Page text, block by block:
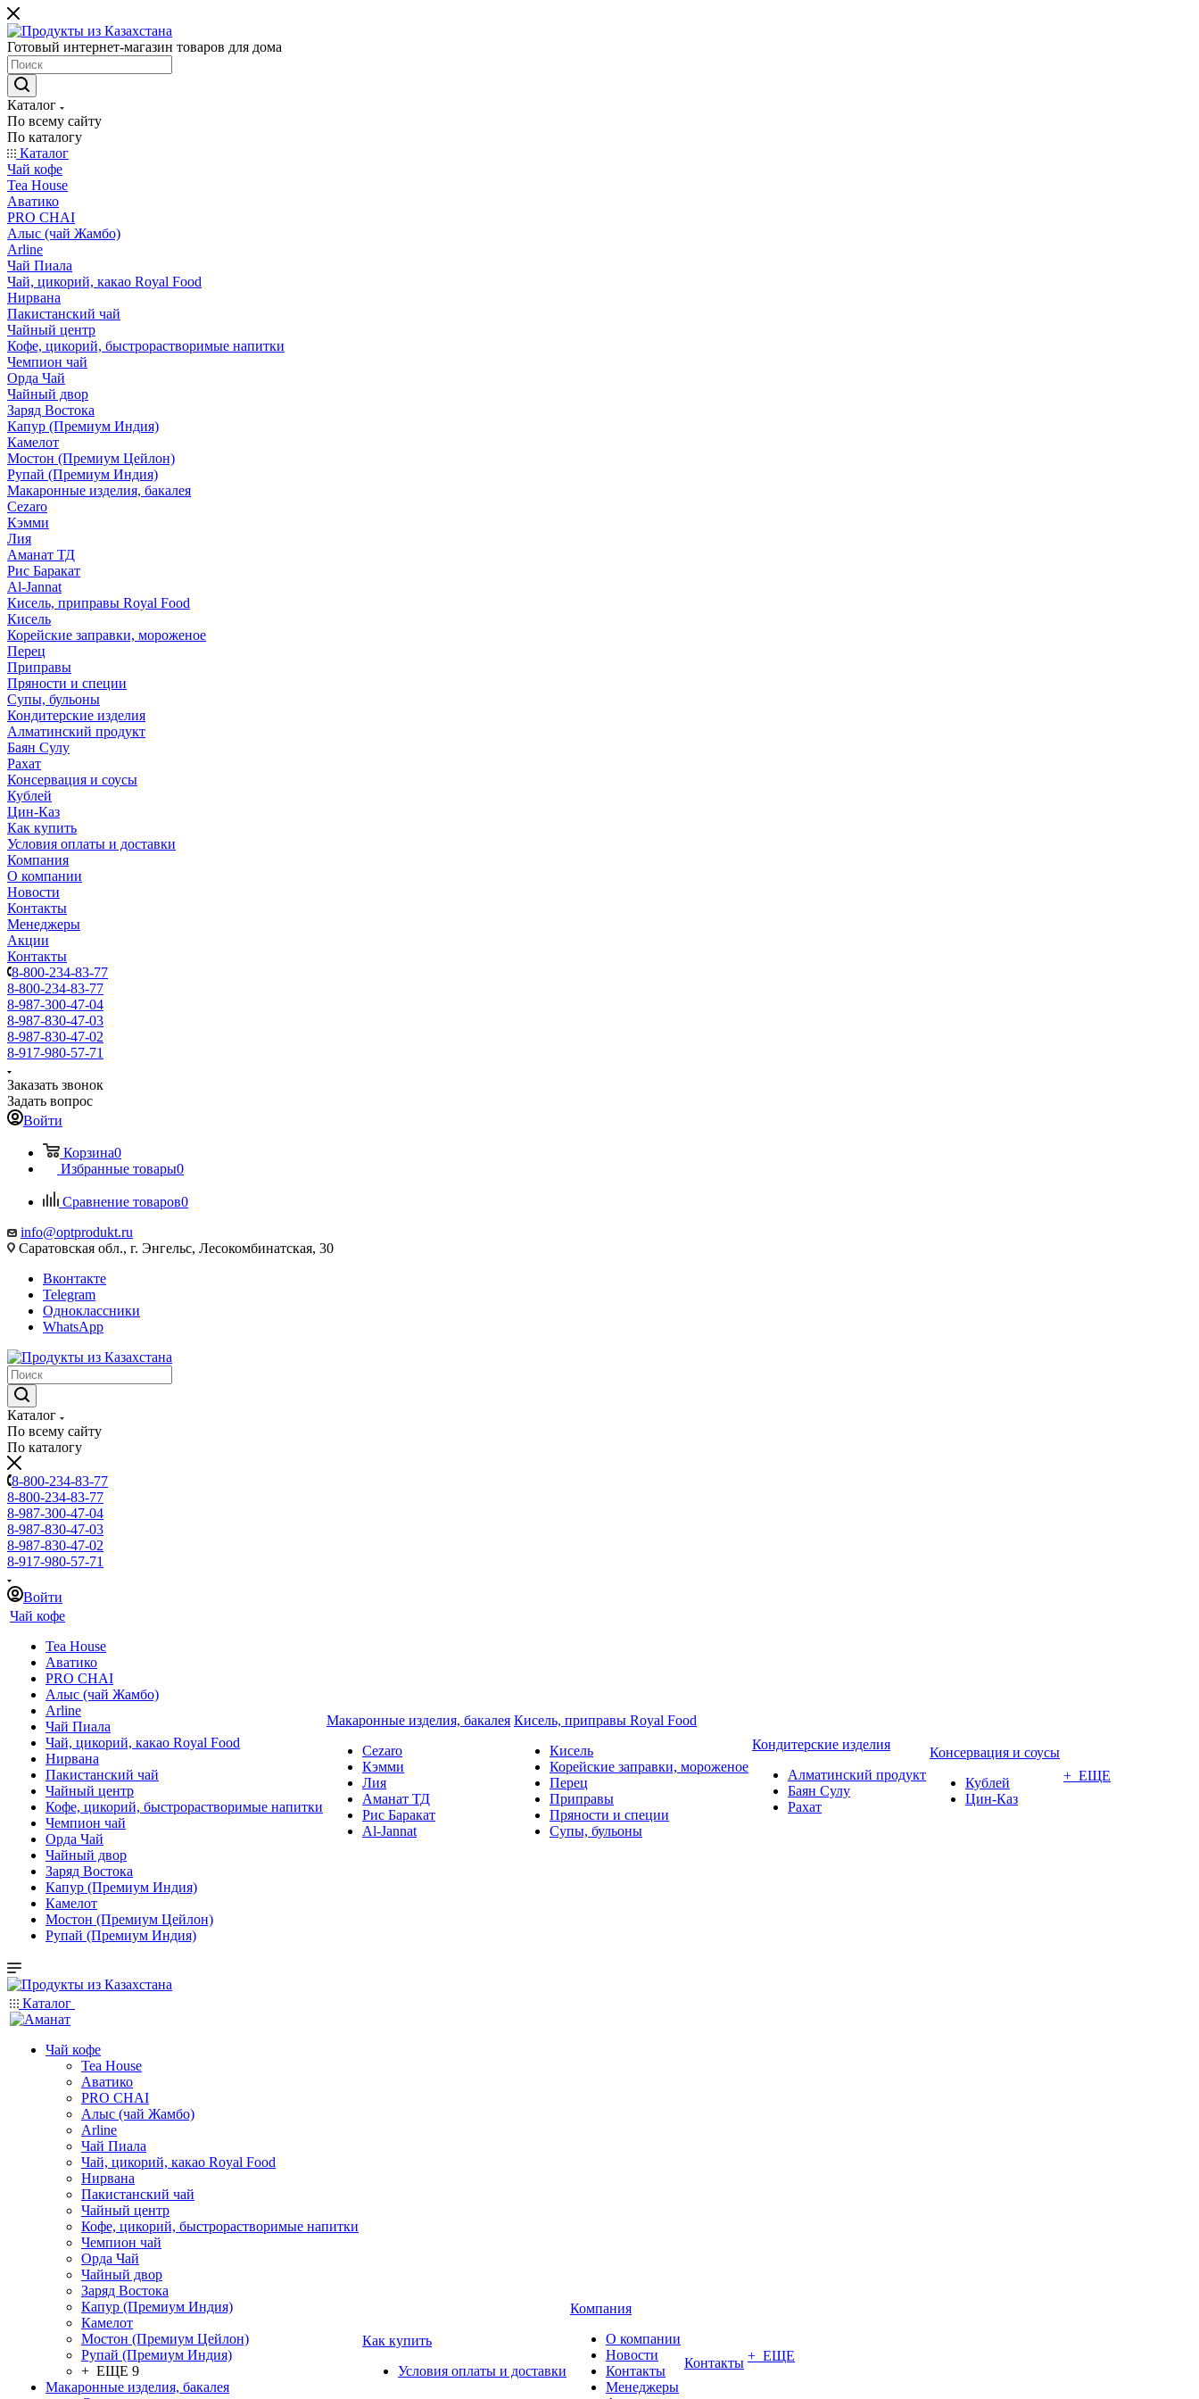
Готовый интернет-магазин товаров для дома
Каталог
По всему сайту
По каталогу
Каталог
Чай кофе
Tea House
Аватико
PRO CHAI
Алыс (чай Жамбо)
Arline
Чай Пиала
Чай, цикорий, какао Royal Food
Нирвана
Пакистанский чай
Чайный центр
Кофе, цикорий, быстрорастворимые напитки
Чемпион чай
Орда Чай
Чайный двор
Заряд Востока
Капур (Премиум Индия)
Камелот
Мостон (Премиум Цейлон)
Рупай (Премиум Индия)
Макаронные изделия, бакалея
Cezaro
Кэмми
Лия
Аманат ТД
Рис Баракат
Al-Jannat
Кисель, приправы Royal Food
Кисель
Корейские заправки, мороженое
Перец
Приправы
Пряности и специи
Супы, бульоны
Кондитерские изделия
Алматинский продукт
Баян Сулу
Рахат
Консервация и соусы
Кублей
Цин-Каз
Как купить
Условия оплаты и доставки
Компания
О компании
Новости
Контакты
Менеджеры
Акции
Контакты
8-800-234-83-77
8-800-234-83-77
8-987-300-47-04
8-987-830-47-03
8-987-830-47-02
8-917-980-57-71
Заказать звонок
Задать вопрос
Войти
Корзина0
Избранные товары0
Сравнение товаров0
info@optprodukt.ru
Саратовская обл., г. Энгельс, Лесокомбинатская, 30
Вконтакте
Telegram
Одноклассники
WhatsApp
Каталог
По всему сайту
По каталогу
8-800-234-83-77
8-800-234-83-77
8-987-300-47-04
8-987-830-47-03
8-987-830-47-02
8-917-980-57-71
Войти
Чай кофе
Tea House
Аватико
PRO CHAI
Алыс (чай Жамбо)
Arline
Чай Пиала
Чай, цикорий, какао Royal Food
Нирвана
Пакистанский чай
Чайный центр
Кофе, цикорий, быстрорастворимые напитки
Чемпион чай
Орда Чай
Чайный двор
Заряд Востока
Капур (Премиум Индия)
Камелот
Мостон (Премиум Цейлон)
Рупай (Премиум Индия)
Макаронные изделия, бакалея
Cezaro
Кэмми
Лия
Аманат ТД
Рис Баракат
Al-Jannat
Кисель, приправы Royal Food
Кисель
Корейские заправки, мороженое
Перец
Приправы
Пряности и специи
Супы, бульоны
Кондитерские изделия
Алматинский продукт
Баян Сулу
Рахат
Консервация и соусы
Кублей
Цин-Каз
+ ЕЩЕ
Каталог
Чай кофе
Tea House
Аватико
PRO CHAI
Алыс (чай Жамбо)
Arline
Чай Пиала
Чай, цикорий, какао Royal Food
Нирвана
Пакистанский чай
Чайный центр
Кофе, цикорий, быстрорастворимые напитки
Чемпион чай
Орда Чай
Чайный двор
Заряд Востока
Капур (Премиум Индия)
Камелот
Мостон (Премиум Цейлон)
Рупай (Премиум Индия)
+ ЕЩЕ 9
Макаронные изделия, бакалея
Как купить
Условия оплаты и доставки
Компания
О компании
Новости
Контакты
Менеджеры
Контакты + ЕЩЕ